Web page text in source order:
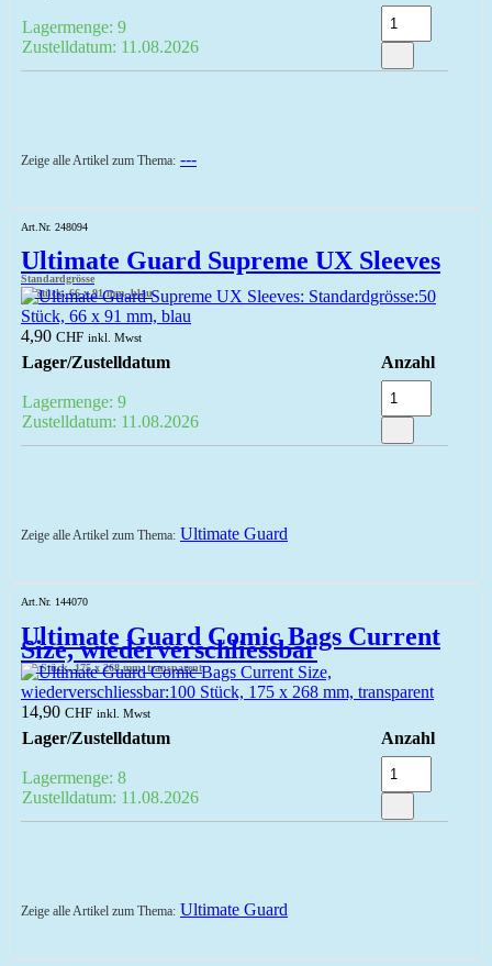
Lagermenge: 9
Zustelldatum: 11.08.2026
Zeige alle Artikel zum Thema: ---
Art.Nr. 248094
Ultimate Guard Supreme UX Sleeves
Standardgrösse
50 Stück, 66 x 91 mm, blau
4,90 CHF inkl. Mwst
Lager/Zustelldatum Anzahl
Lagermenge: 9
Zustelldatum: 11.08.2026
Zeige alle Artikel zum Thema: Ultimate Guard
Art.Nr. 144070
Ultimate Guard Comic Bags Current
Size, wiederverschliessbar
100 Stück, 175 x 268 mm, transparent
14,90 CHF inkl. Mwst
Lager/Zustelldatum Anzahl
Lagermenge: 8
Zustelldatum: 11.08.2026
Zeige alle Artikel zum Thema: Ultimate Guard